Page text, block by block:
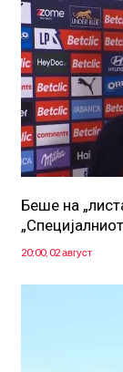
Беше на
20:00, 02 август